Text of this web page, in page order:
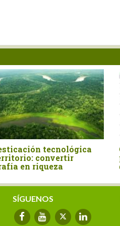
por el Agro
SÍGUENOS